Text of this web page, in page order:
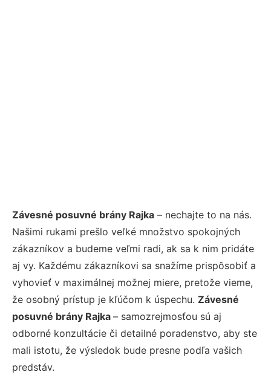
Závesné posuvné brány Rajka – nechajte to na nás.
Našimi rukami prešlo veľké množstvo spokojných
zákazníkov a budeme veľmi radi, ak sa k nim pridáte
aj vy. Každému zákazníkovi sa snažíme prispôsobiť a
vyhovieť v maximálnej možnej miere, pretože vieme,
že osobný prístup je kľúčom k úspechu. Závesné
posuvné brány Rajka – samozrejmosťou sú aj
odborné konzultácie či detailné poradenstvo, aby ste
mali istotu, že výsledok bude presne podľa vašich
predstáv.